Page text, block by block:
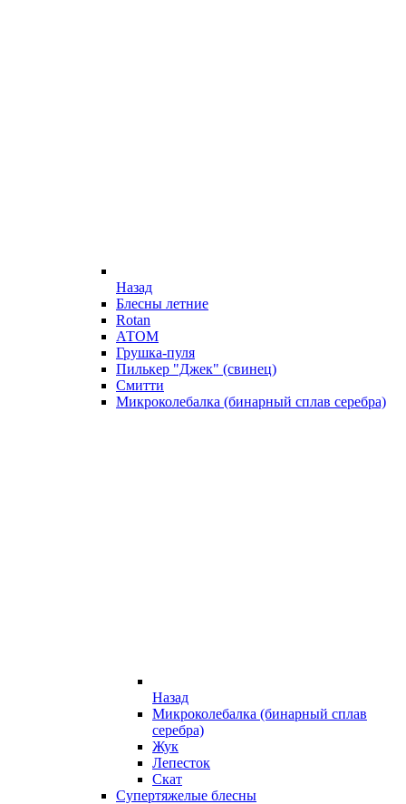
Назад
Блесны летние
Rotan
АТОМ
Грушка-пуля
Пилькер "Джек" (свинец)
Смитти
Микроколебалка (бинарный сплав серебра)
Назад
Микроколебалка (бинарный сплав
серебра)
Жук
Лепесток
Скат
Супертяжелые блесны